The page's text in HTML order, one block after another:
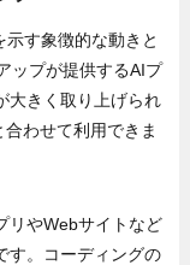
す象徴的な動きと
ップが提供するAIプ
大きく取り上げられ
わせて利用できま
リやWebサイトなど
す。コーディングの